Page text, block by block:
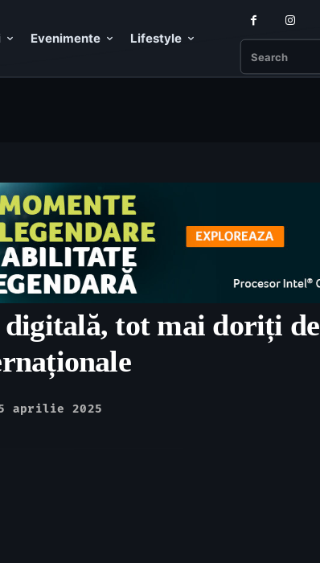
Evenimente Lifestyle
Search
tot mai doriți de
aprilie 2025